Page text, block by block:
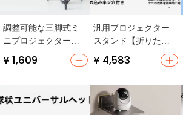
調整可能な三脚式ミ
ニプロジェクタース
タンド【雲台付き・
床用】
¥ 1,609
汎用プロジェクター
スタンド【折りたた
み・移動式・トレイ
付き】
¥ 4,583